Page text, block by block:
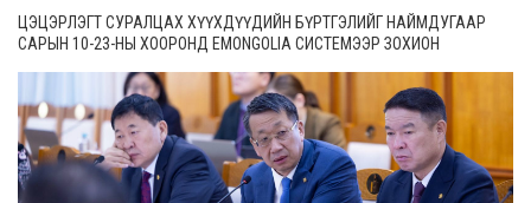
ЦЭЦЭРЛЭГТ СУРАЛЦАХ ХҮҮХДҮҮДИЙН БҮРТГЭЛИЙГ НАЙМДУГААР
САРЫН 10-23-НЫ ХООРОНД EMONGOLIA СИСТЕМЭЭР ЗОХИОН